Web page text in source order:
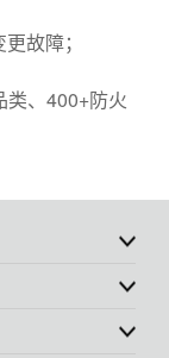
故障；
类、400+防火